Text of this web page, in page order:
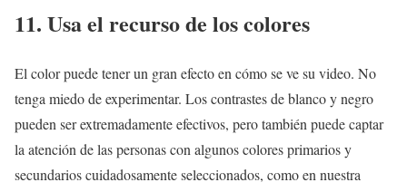
11. Usa el recurso de los colores
El color puede tener un gran efecto en cómo se ve su video. No
tenga miedo de experimentar. Los contrastes de blanco y negro
pueden ser extremadamente efectivos, pero también puede captar
la atención de las personas con algunos colores primarios y
secundarios cuidadosamente seleccionados, como en nuestra